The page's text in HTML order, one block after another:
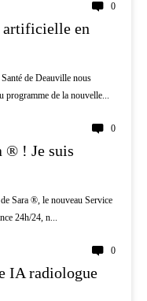
0
artificielle en
de Deauville nous
programme de la nouvelle...
0
® ! Je suis
Sara ®, le nouveau Service
24h/24, n...
0
IA radiologue